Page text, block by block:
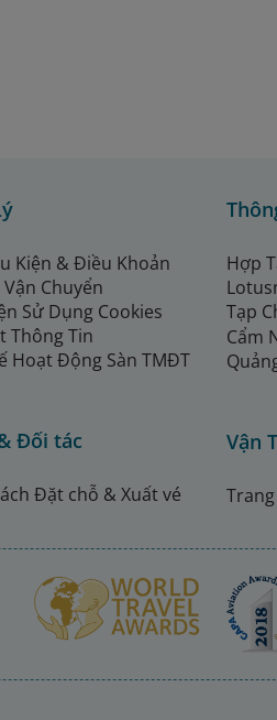
Kiện & Điều Khoản
Chuyển
Sử Dụng Cookies
Thông Tin
Hoạt Động Sàn TMĐT
Đối tác
Đặt chỗ & Xuất vé
Hợp
Tạp
Cẩm
Vận